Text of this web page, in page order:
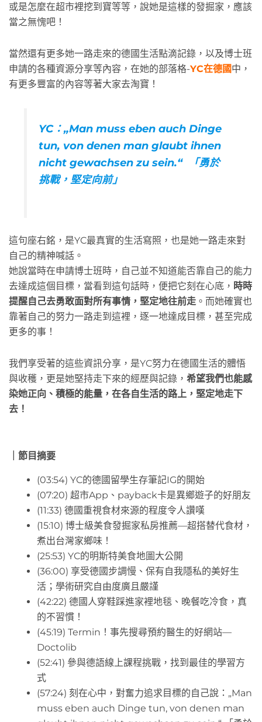
或是怎麼在超市裡挖到寶等等，說她是這樣的發掘家，應該
當之無愧吧！
當然還有更多她一路走來的德國生活點滴記錄，以及博士班
申請的各種資源分享等內容，在她的部落格-YC在德國中，
有更多豐富的內容等著大家去淘寶！
YC：„Man muss eben auch Dinge
tun, von denen man glaubt ihnen
nicht gewachsen zu sein.“ 「勇於
挑戰，堅定向前」
這句座右銘，是YC最真實的生活寫照，也是她一路走來對
自己的精神喊話。
她說當時在申請博士班時，自己並不知道能否靠自己的能力
去達成這個目標，當看到這句話時，便把它刻在心底， 時時
提醒自己去勇敢面對所有事情，堅定地往前走 。而她確實也
靠著自己的努力一路走到這裡，逐一地達成目標，甚至完成
更多的事！
我們享受著的這些資訊分享，是YC努力在德國生活的體悟
與收穫，更是她堅持走下來的經歷與記錄， 希望我們也能感
染她正向、積極的能量，在各自生活的路上，堅定地走下
去！
｜節目摘要
(03:54) YC的德國留學生存筆記IG的開始
(07:20) 超市App、payback卡是異鄉遊子的好朋友
(11:33) 德國重視食材來源的程度令人讚嘆
(15:10) 博士級美食發掘家私房推薦—超搭替代食材，
煮出台灣家鄉味！
(25:53) YC的明斯特美食地圖大公開
(36:00) 享受德國步調慢、保有自我隱私的美好生
活；學術研究自由度廣且嚴謹
(42:22) 德國人穿鞋踩進家裡地毯、晚餐吃冷食，真
的不習慣！
(45:19) Termin！事先搜尋預約醫生的好網站—
Doctolib
(52:41) 參與德語線上課程挑戰，找到最佳的學習方
式
(57:24) 刻在心中，對奮力追求目標的自己說：„Man
muss eben auch Dinge tun, von denen man